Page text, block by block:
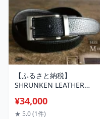
【ふるさと納税】
SHRUNKEN LEATHER
0112/KMK-0112L] ベルト
メンズ 本革 レザー 男性 紳
¥34,000
★ 5.0 (1件)